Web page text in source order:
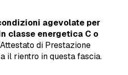
agevolate per
classe energetica C o
di Prestazione
il rientro in questa fascia.